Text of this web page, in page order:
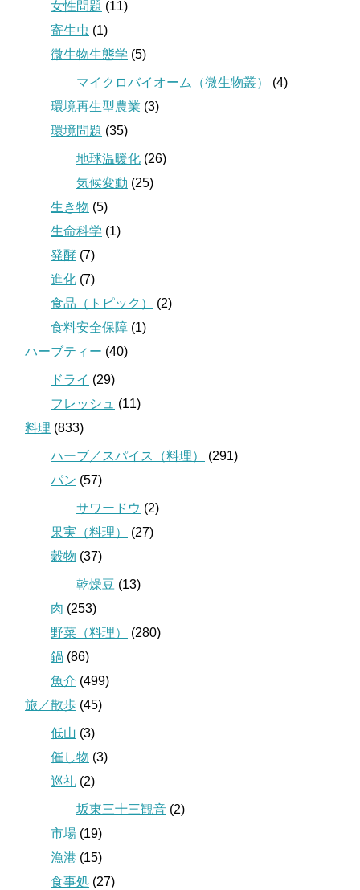
女性問題 (11)
寄生虫 (1)
微生物生態学 (5)
マイクロバイオーム（微生物叢）
(4)
環境再生型農業 (3)
環境問題 (35)
地球温暖化 (26)
気候変動 (25)
生き物 (5)
生命科学 (1)
発酵 (7)
進化 (7)
食品（トピック）
(2)
食料安全保障 (1)
ハーブティー (40)
ドライ (29)
フレッシュ (11)
料理 (833)
ハーブ／スパイス（料理）
(291)
パン (57)
サワードウ (2)
果実（料理）
(27)
穀物 (37)
乾燥豆 (13)
肉 (253)
野菜（料理）
(280)
鍋 (86)
魚介 (499)
旅／散歩 (45)
低山 (3)
催し物 (3)
巡礼 (2)
坂東三十三観音 (2)
市場 (19)
漁港 (15)
食事処 (27)